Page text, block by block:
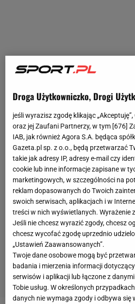
Droga Użytkowniczko, Drogi
jeśli wyrazisz zgodę klikając
oraz jej Zaufani Partnerzy, w tym [676]
IAB, jak również Agora S.A. będąca
Gazeta.pl sp. z o.o., będą przetwarzać
takie jak adresy IP, adresy e-mail czy
cookie lub inne informacje zapisane w
marketingowych, w szczególności na
reklam dopasowanych do Twoich
swoich serwisach, aplikacjach i w
treści w nich wyświetlanych. Wyrażenie
Jeśli nie chcesz wyrazić zgody, chcesz
chcesz wycofać zgodę uprzednio
„Ustawień Zaawansowanych”.
Twoje dane osobowe mogą być
badania i mierzenia informacji
serwisów i aplikacji lub łączone z
Tobie usług. W określonych
danych nie wymaga zgody i odbywa się